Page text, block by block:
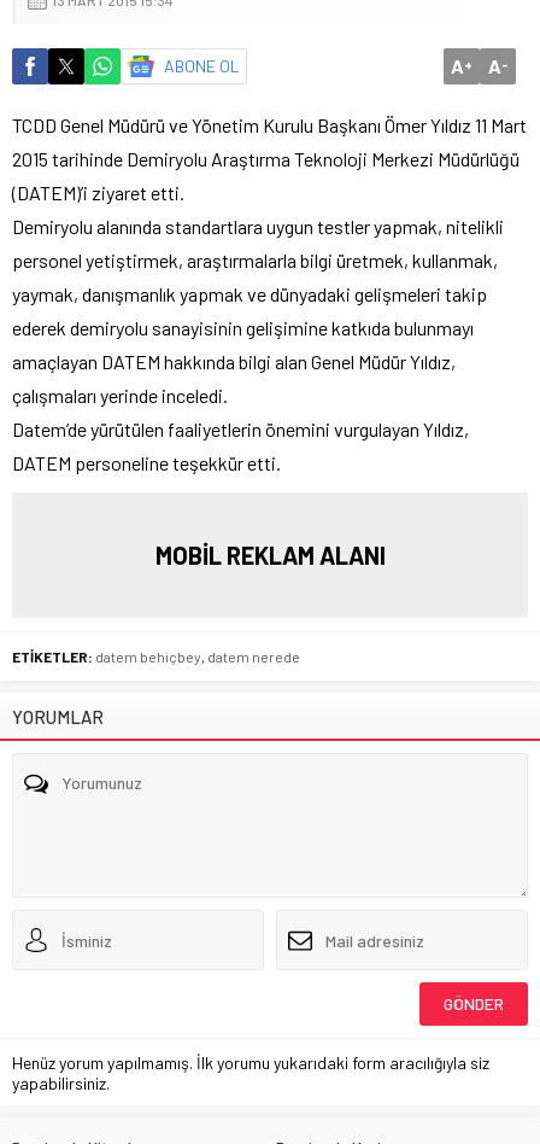
ABONE OL A+ A-
TCDD Genel Müdürü ve Yönetim Kurulu Başkanı Ömer Yıldız 11 Mart
2015 tarihinde Demiryolu Araştırma Teknoloji Merkezi Müdürlüğü
(DATEM)’i ziyaret etti.
Demiryolu alanında standartlara uygun testler yapmak, nitelikli
personel yetiştirmek, araştırmalarla bilgi üretmek, kullanmak,
yaymak, danışmanlık yapmak ve dünyadaki gelişmeleri takip
ederek demiryolu sanayisinin gelişimine katkıda bulunmayı
amaçlayan DATEM hakkında bilgi alan Genel Müdür Yıldız,
çalışmaları yerinde inceledi.
Datem’de yürütülen faaliyetlerin önemini vurgulayan Yıldız,
DATEM personeline teşekkür etti.
MOBİL REKLAM ALANI
ETİKETLER: datem behiçbey, datem nerede
YORUMLAR
Henüz yorum yapılmamış. İlk yorumu yukarıdaki form aracılığıyla siz
yapabilirsiniz.